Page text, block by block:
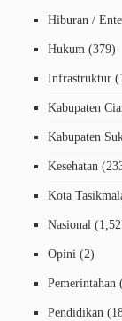
Hiburan /
Hukum (379)
Infrastruktur
Kabupaten
Kabupaten
Kesehatan
Kota
Nasional
Opini (2)
Pemerintahan
Pendidikan